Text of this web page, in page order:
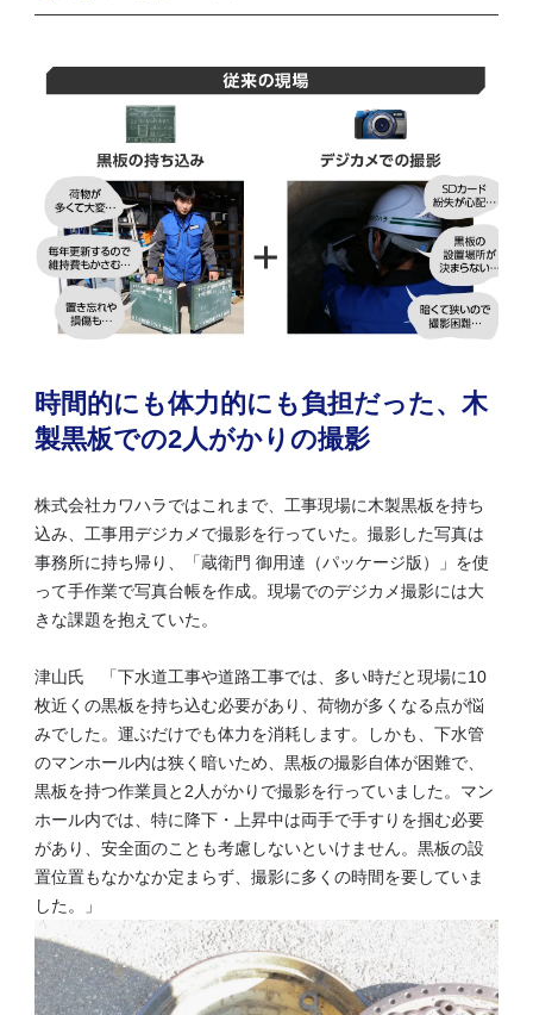
時間的にも体力的にも負担だった、木
製黒板での2人がかりの撮影
株式会社カワハラではこれまで、工事現場に木製黒板を持ち
込み、工事用デジカメで撮影を行っていた。撮影した写真は
事務所に持ち帰り、「蔵衛門 御用達（パッケージ版）」を使
って手作業で写真台帳を作成。現場でのデジカメ撮影には大
きな課題を抱えていた。
津山氏 「下水道工事や道路工事では、多い時だと現場に10
枚近くの黒板を持ち込む必要があり、荷物が多くなる点が悩
みでした。運ぶだけでも体力を消耗します。しかも、下水管
のマンホール内は狭く暗いため、黒板の撮影自体が困難で、
黒板を持つ作業員と2人がかりで撮影を行っていました。マン
ホール内では、特に降下・上昇中は両手で手すりを掴む必要
があり、安全面のことも考慮しないといけません。黒板の設
置位置もなかなか定まらず、撮影に多くの時間を要していま
した。」